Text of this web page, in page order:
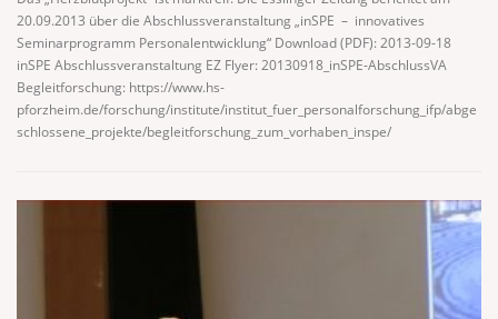
20.09.2013 über die Abschlussveranstaltung „inSPE – innovatives
Seminarprogramm Personalentwicklung“ Download (PDF): 2013-09-18
inSPE Abschlussveranstaltung EZ Flyer: 20130918_inSPE-AbschlussVA
Begleitforschung: https://www.hs-
pforzheim.de/forschung/institute/institut_fuer_personalforschung_ifp/abge
schlossene_projekte/begleitforschung_zum_vorhaben_inspe/